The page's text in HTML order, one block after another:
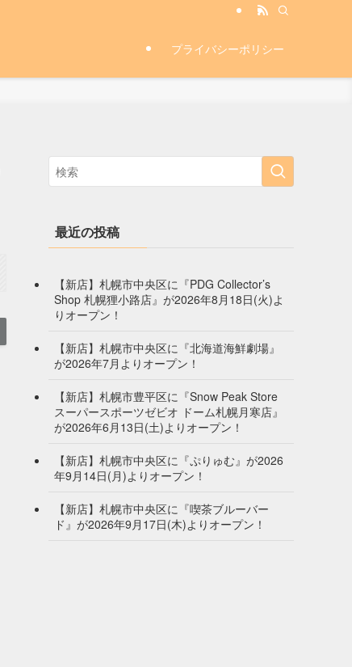
プライバシーポリシー
最近の投稿
【新店】札幌市中央区に『PDG Collector’s
Shop 札幌狸小路店』が2026年8月18日(火)よ
りオープン！
【新店】札幌市中央区に『北海道海鮮劇場』
が2026年7月よりオープン！
【新店】札幌市豊平区に『Snow Peak Store
スーパースポーツゼビオ ドーム札幌月寒店』
が2026年6月13日(土)よりオープン！
【新店】札幌市中央区に『ぷりゅむ』が2026
年9月14日(月)よりオープン！
【新店】札幌市中央区に『喫茶ブルーバー
ド』が2026年9月17日(木)よりオープン！